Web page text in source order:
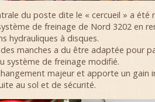
du poste dite le « cercueil » a été
de freinage de Nord 3202 en
hydrauliques à disques.
manches a du être adaptée pour
système de freinage modifié.
majeur et apporte un gain
au sol et de sécurité.